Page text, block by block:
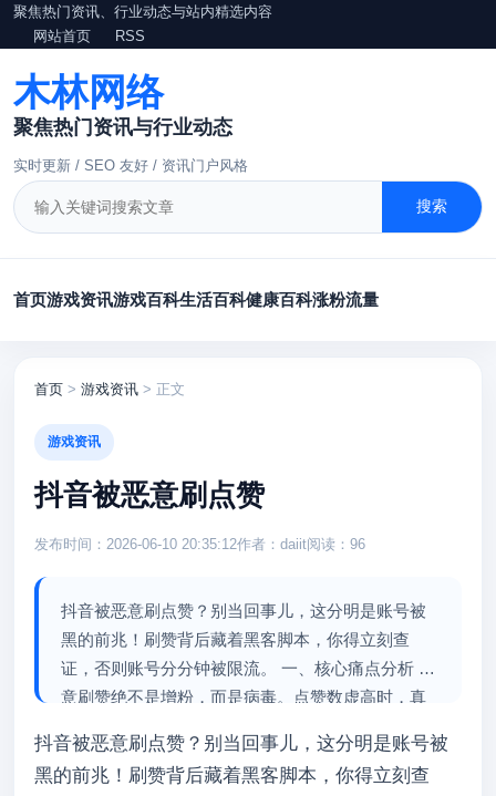
聚焦热门资讯、行业动态与站内精选内容
网站首页
RSS
木林网络
聚焦热门资讯与行业动态
实时更新 / SEO 友好 / 资讯门户风格
搜索
首页游戏资讯游戏百科生活百科健康百科涨粉流量
首页 > 游戏资讯 > 正文
游戏资讯
抖音被恶意刷点赞
发布时间：2026-06-10 20:35:12作者：daiit阅读：96
抖音被恶意刷点赞？别当回事儿，这分明是账号被
黑的前兆！刷赞背后藏着黑客脚本，你得立刻查
证，否则账号分分钟被限流。 一、核心痛点分析 恶
意刷赞绝不是增粉，而是病毒。点赞数虚高时，真
权重暴跌得连推荐都...
抖音被恶意刷点赞？别当回事儿，这分明是账号被
黑的前兆！刷赞背后藏着黑客脚本，你得立刻查